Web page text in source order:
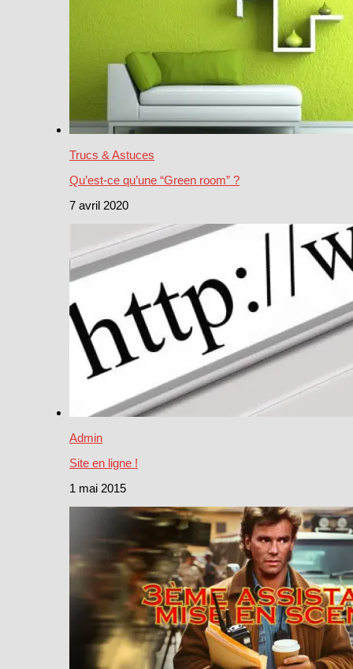
Trucs & Astuces
Qu’est-ce qu’une “Green room” ?
7 avril 2020
Admin
Site en ligne !
1 mai 2015